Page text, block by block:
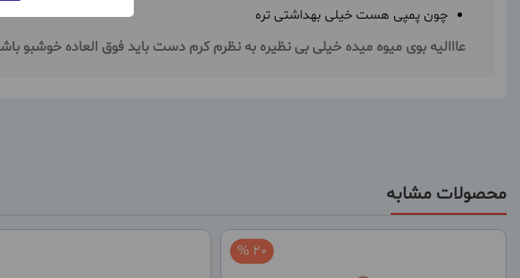
چون پمپی هست خیلی بهداشتی تره
عااالیه بوی میوه میده خیلی بی نظیره به نظرم کرم دست باید فوق العاده خوشبو
محصولات مشابه
20 %